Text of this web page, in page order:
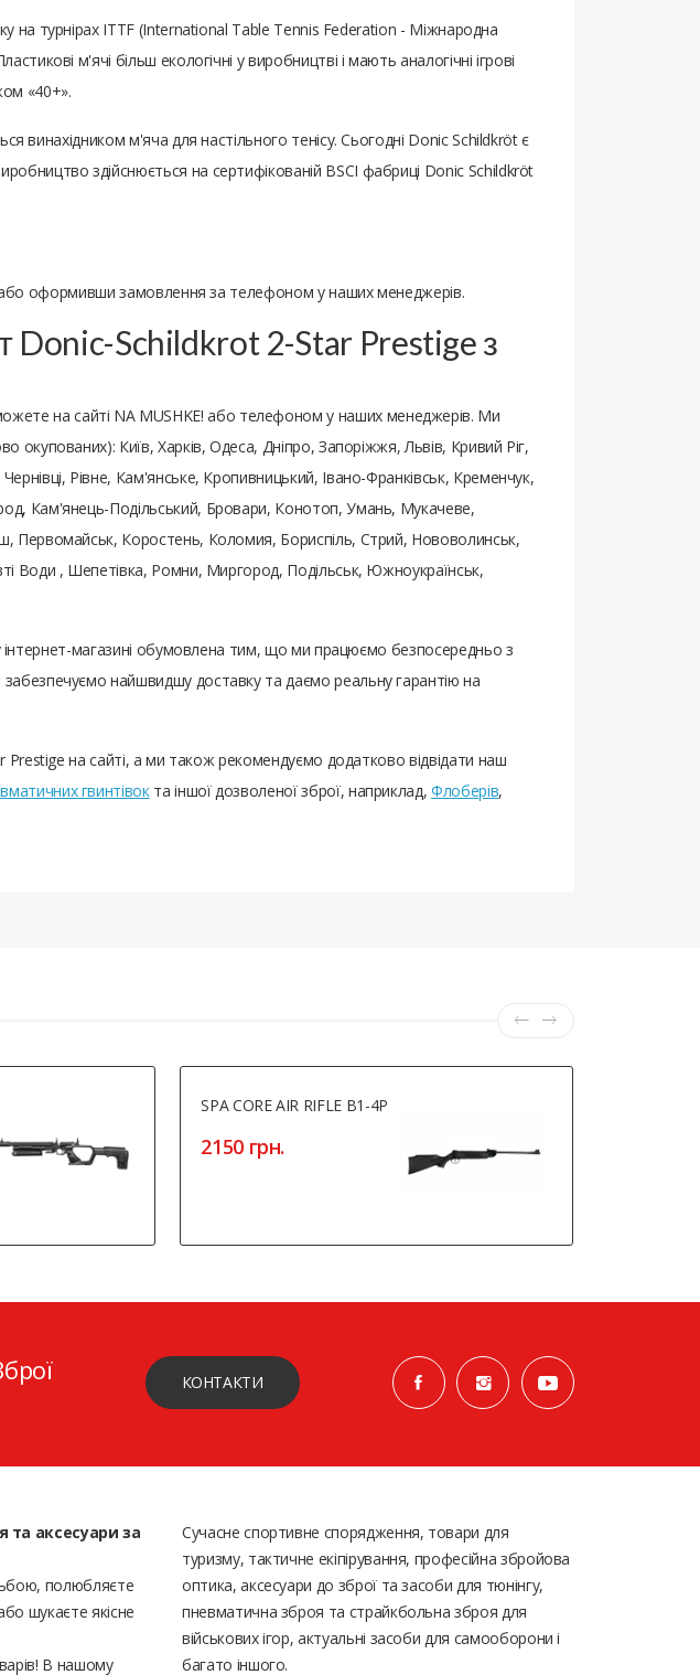
на турнірах ITTF (International Table Tennis Federation - Міжнародна
м'ячі більш екологічні у виробництві і мають аналогічні ігрові
«40+».
винахідником м'яча для настільного тенісу. Сьогодні Donic Schildkröt є
здійснюється на сертифікованій BSCI фабриці Donic Schildkröt
або оформивши замовлення за телефоном у наших менеджерів.
Donic-Schildkrot 2-Star Prestige з
на сайті NA MUSHKE! або телефоном у наших менеджерів. Ми
окупованих): Київ, Харків, Одеса, Дніпро, Запоріжжя, Львів, Кривий Ріг,
Рівне, Кам'янське, Кропивницький, Івано-Франківськ, Кременчук,
Кам'янець-Подільський, Бровари, Конотоп, Умань, Мукачеве,
Первомайськ, Коростень, Коломия, Бориспіль, Стрий, Нововолинськ,
Води , Шепетівка, Ромни, Миргород, Подільськ, Южноукраїнськ,
інтернет-магазині обумовлена ​​тим, що ми працюємо безпосередньо з
забезпечуємо найшвидшу доставку та даємо реальну гарантію на
на сайті, а ми також рекомендуємо додатково відвідати наш
гвинтівокта іншої дозволеної зброї, наприклад,Флоберів,
SPA CORE AIR RIFLE B1-4P
2150 грн.
КОНТАКТИ
та аксесуари за
полюбляєте
шукаєте якісне
В нашому
Сучасне спортивне спорядження, товари для
туризму, тактичне екіпірування, професійна збройова
оптика, аксесуари до зброї та засоби для тюнінгу,
пневматична зброя та страйкбольна зброя для
військових ігор, актуальні засоби для самооборони і
багато іншого.